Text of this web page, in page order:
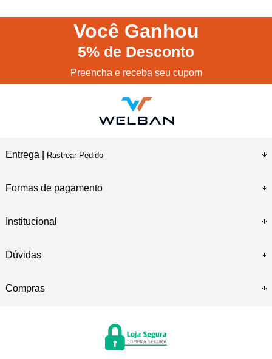
Você Ganhou
5% de Desconto
Preencha e receba seu cupom
Entrega | Rastrear Pedido
Formas de pagamento
Institucional
Dúvidas
Compras